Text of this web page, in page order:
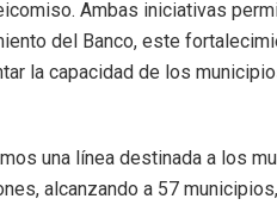
Ambas iniciativas
del Banco, este
la capacidad de los
una línea destinada a los
alcanzando a 57